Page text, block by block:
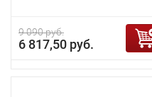
9 090 руб.
6 817,50 руб.